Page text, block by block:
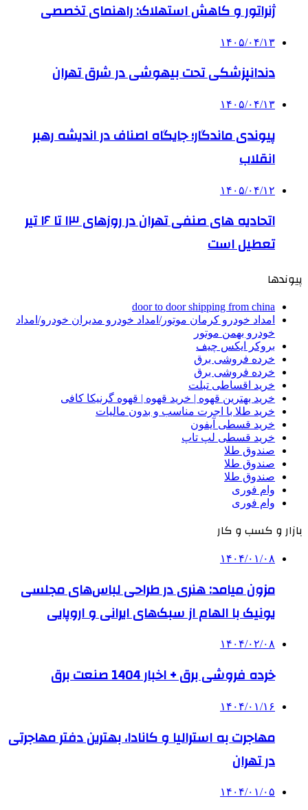
ژنراتور و کاهش استهلاک: راهنمای تخصصی
۱۴۰۵/۰۴/۱۳
دندانپزشکی تحت بیهوشی در شرق تهران
۱۴۰۵/۰۴/۱۳
پیوندی ماندگار؛ جایگاه اصناف در اندیشه رهبر
انقلاب
۱۴۰۵/۰۴/۱۲
اتحادیه های صنفی تهران در روزهای ۱۳ تا ۱۶ تیر
تعطیل است
پیوندها
door to door shipping from china
امداد خودرو کرمان موتور/امداد خودرو مدیران خودرو/امداد
خودرو بهمن موتور
بروکر ایکس چیف
خرده فروشی برق
خرده فروشی برق
خرید اقساطی تبلت
خرید بهترین قهوه | خرید قهوه | قهوه گرنیکا کافی
خرید طلا با اجرت مناسب و بدون مالیات
خرید قسطی آیفون
خرید قسطی لپ تاپ
صندوق طلا
صندوق طلا
صندوق طلا
وام فوری
وام فوری
بازار و کسب و کار
۱۴۰۴/۰۱/۰۸
مزون میامد: هنری در طراحی لباس‌های مجلسی
یونیک با الهام از سبک‌های ایرانی و اروپایی
۱۴۰۴/۰۲/۰۸
خرده فروشی برق + اخبار 1404 صنعت برق
۱۴۰۴/۰۱/۱۶
مهاجرت به استرالیا و کانادا، بهترین دفتر مهاجرتی
در تهران
۱۴۰۴/۰۱/۰۵